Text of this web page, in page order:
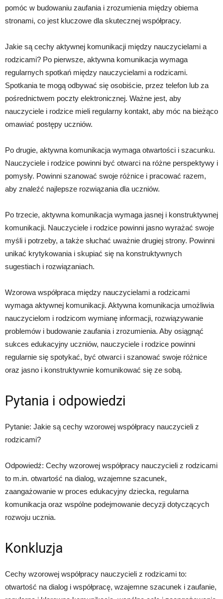
pomóc w budowaniu zaufania i zrozumienia między obiema
stronami, co jest kluczowe dla skutecznej współpracy.
Jakie są cechy aktywnej komunikacji między nauczycielami a
rodzicami? Po pierwsze, aktywna komunikacja wymaga
regularnych spotkań między nauczycielami a rodzicami.
Spotkania te mogą odbywać się osobiście, przez telefon lub za
pośrednictwem poczty elektronicznej. Ważne jest, aby
nauczyciele i rodzice mieli regularny kontakt, aby móc na bieżąco
omawiać postępy uczniów.
Po drugie, aktywna komunikacja wymaga otwartości i szacunku.
Nauczyciele i rodzice powinni być otwarci na różne perspektywy i
pomysły. Powinni szanować swoje różnice i pracować razem,
aby znaleźć najlepsze rozwiązania dla uczniów.
Po trzecie, aktywna komunikacja wymaga jasnej i konstruktywnej
komunikacji. Nauczyciele i rodzice powinni jasno wyrażać swoje
myśli i potrzeby, a także słuchać uważnie drugiej strony. Powinni
unikać krytykowania i skupiać się na konstruktywnych
sugestiach i rozwiązaniach.
Wzorowa współpraca między nauczycielami a rodzicami
wymaga aktywnej komunikacji. Aktywna komunikacja umożliwia
nauczycielom i rodzicom wymianę informacji, rozwiązywanie
problemów i budowanie zaufania i zrozumienia. Aby osiągnąć
sukces edukacyjny uczniów, nauczyciele i rodzice powinni
regularnie się spotykać, być otwarci i szanować swoje różnice
oraz jasno i konstruktywnie komunikować się ze sobą.
Pytania i odpowiedzi
Pytanie: Jakie są cechy wzorowej współpracy nauczycieli z
rodzicami?
Odpowiedź: Cechy wzorowej współpracy nauczycieli z rodzicami
to m.in. otwartość na dialog, wzajemne szacunek,
zaangażowanie w proces edukacyjny dziecka, regularna
komunikacja oraz wspólne podejmowanie decyzji dotyczących
rozwoju ucznia.
Konkluzja
Cechy wzorowej współpracy nauczycieli z rodzicami to:
otwartość na dialog i współpracę, wzajemne szacunek i zaufanie,